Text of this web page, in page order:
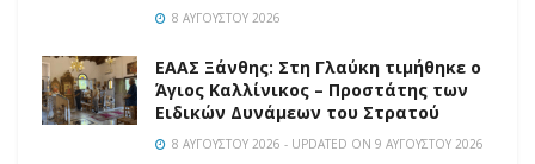
8 ΑΥΓΟΎΣΤΟΥ 2026
EAAΣ Ξάνθης: Στη Γλαύκη τιμήθηκε ο
Άγιος Καλλίνικος – Προστάτης των
Ειδικών Δυνάμεων του Στρατού
8 ΑΥΓΟΎΣΤΟΥ 2026 - UPDATED ON 9 ΑΥΓΟΎΣΤΟΥ 2026